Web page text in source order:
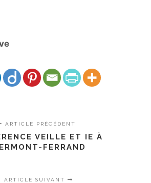
ARTICLE PRÉCÉDENT
VEILLE ET IE À
FERRAND
ARTICLE SUIVANT